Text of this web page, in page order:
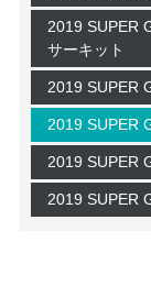
2019 SUPER
サーキット
2019 SUPER
2019 SUPER
2019 SUPER
2019 SUPER